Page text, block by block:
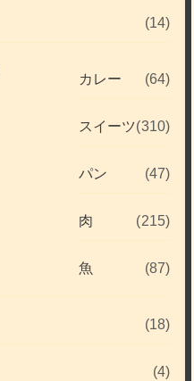
(14)
カレー (64)
スイーツ(310)
パン (47)
肉 (215)
魚 (87)
(18)
(4)